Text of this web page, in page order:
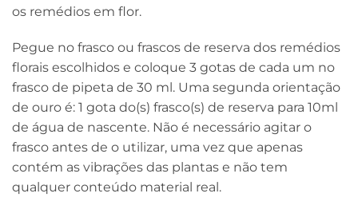
os remédios em flor.
Pegue no frasco ou frascos de reserva dos remédios
florais escolhidos e coloque 3 gotas de cada um no
frasco de pipeta de 30 ml. Uma segunda orientação
de ouro é: 1 gota do(s) frasco(s) de reserva para 10ml
de água de nascente. Não é necessário agitar o
frasco antes de o utilizar, uma vez que apenas
contém as vibrações das plantas e não tem
qualquer conteúdo material real.